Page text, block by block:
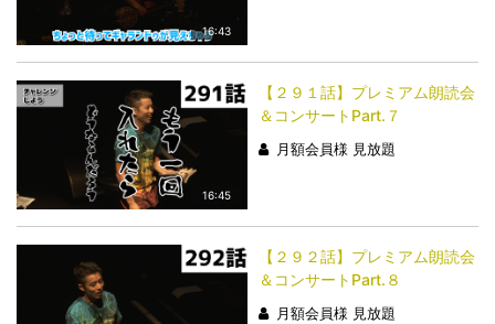
16:43
16:45
【２９１話】プレミアム朗読会
＆コンサートPart.７
月額会員様 見放題
【２９２話】プレミアム朗読会
＆コンサートPart.８
月額会員様 見放題